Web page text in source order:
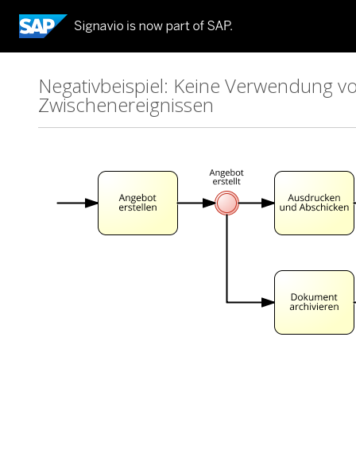
Negativbeispiel: Keine Verwendung
Zwischenereignissen